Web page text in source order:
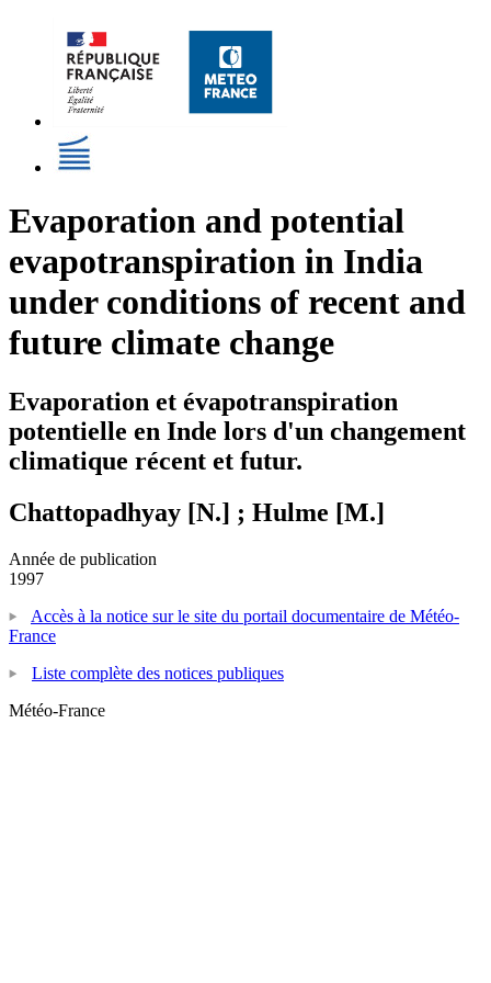
Evaporation and potential
evapotranspiration in India
under conditions of recent and
future climate change
Evaporation et évapotranspiration
potentielle en Inde lors d'un changement
climatique récent et futur.
Chattopadhyay [N.] ; Hulme [M.]
Année de publication
1997
Accès à la notice sur le site du portail documentaire de Météo-
France
Liste complète des notices publiques
Météo-France